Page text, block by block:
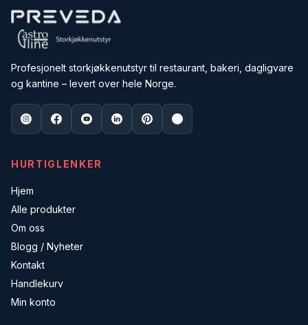
Profesjonelt storkjøkkenutstyr til restaurant, bakeri, dagligvare
og kantine – levert over hele Norge.
HURTIGLENKER
Hjem
Alle produkter
Om oss
Blogg / Nyheter
Kontakt
Handlekurv
Min konto